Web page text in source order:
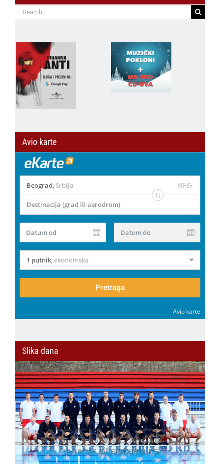
Search
for:
Avio karte
Beograd, Srbija BEG
Destinacija (grad ili aerodrom)
Datum od Datum do
1 putnik,ekonomska
Pretraga
Avio karte
Slika dana